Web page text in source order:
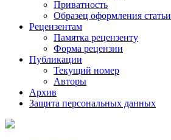
Приватность
Образец оформления статьи
Рецензентам
Памятка рецензенту
Форма рецензии
Публикации
Текущий номер
Авторы
Архив
Защита персональных данных